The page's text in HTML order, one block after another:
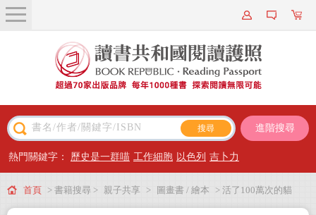
關於我們
近期新書
主題閱讀
出版專區
會員專屬
進階搜尋
熱門關鍵字： 歷史是一群喵 工作細胞 以色列 吉卜力
首頁 > 書籍搜尋 > 親子共享 > 圖畫書 / 繪本 > 活了100萬次的貓